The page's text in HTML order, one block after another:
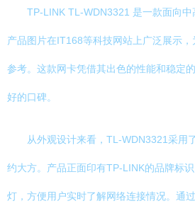
TP-LINK TL-WDN3321 是一款面向
产品图片在IT168等科技网站上广泛展示
参考。这款网卡凭借其出色的性能和稳定
好的口碑。
从外观设计来看，TL-WDN3321采用
约大方。产品正面印有TP-LINK的品牌标
灯，方便用户实时了解网络连接情况。通